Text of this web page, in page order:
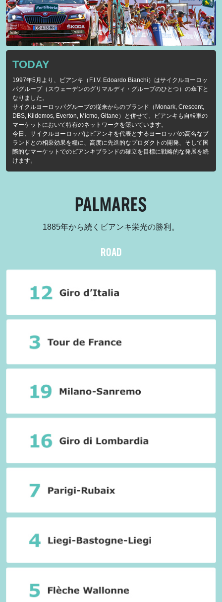
TODAY
1997年5月より、ビアンキ（F.I.V. Edoardo Bianchi）はサイクルヨーロッ
パグループ（スウェーデンのグリマルディ・グループのひとつ）の傘下と
なりました。
サイクルヨーロッパグループの従来からのブランド（Monark, Crescent,
DBS, Kildemos, Everton, Micmo, Gitane）と併せて、ビアンキも自転車の
マーケットにおいて特有のネットワークを築いています。
今日、サイクルヨーロッパはビアンキを代表とするヨーロッパの高名なブ
ランドとの相乗効果を糧に、高度に先進的なプロダクトの開発、そして国
際的なマーケットでのビアンキブランドの確立を目標に戦略的な発展を続
けます。
PALMARES
1885年から続くビアンキ栄光の勝利。
ROAD